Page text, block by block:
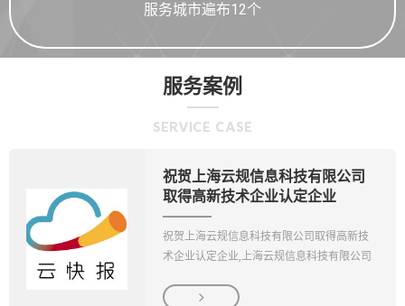
服务城市遍布12个
服务案例
SERVICE CASE
祝贺上海云规信息科技有限公司
取得高新技术企业认定企业
祝贺上海云规信息科技有限公司取得高新技
术企业认定企业,上海云规信息科技有限公司
智能化企业财务管理平台的研发和商业运
